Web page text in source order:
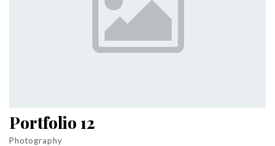
Portfolio 12
Photography